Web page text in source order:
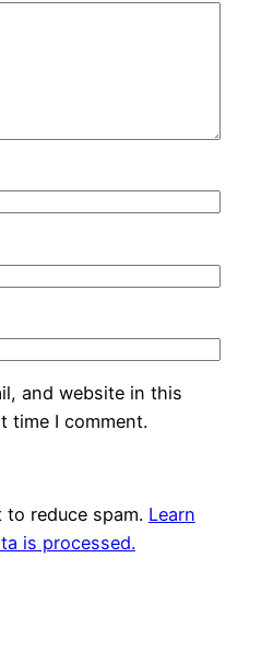
and website in this
time I comment.
reduce spam. Learn
is processed.